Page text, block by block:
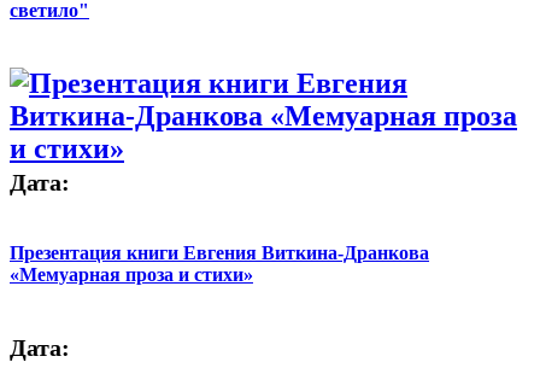
светило"
Дата:
Презентация книги Евгения Виткина-Дранкова
«Мемуарная проза и стихи»
Дата: